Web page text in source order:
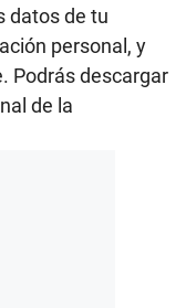
datos de tu
personal, y
Podrás descargar
de la